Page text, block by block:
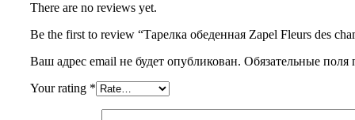
There are no reviews yet.
Be the first to review “Тарелка обеденная Zapel Fleurs des
Ваш адрес email не будет опубликован. Обязательные
Your rating *